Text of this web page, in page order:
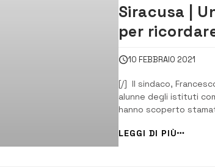
Siracusa |
per
10 FEBBRAIO 2021
[/] Il sindaco,
alunne degli istituti
hanno scoperto
commemorare le
LEGGI DI PIÙ